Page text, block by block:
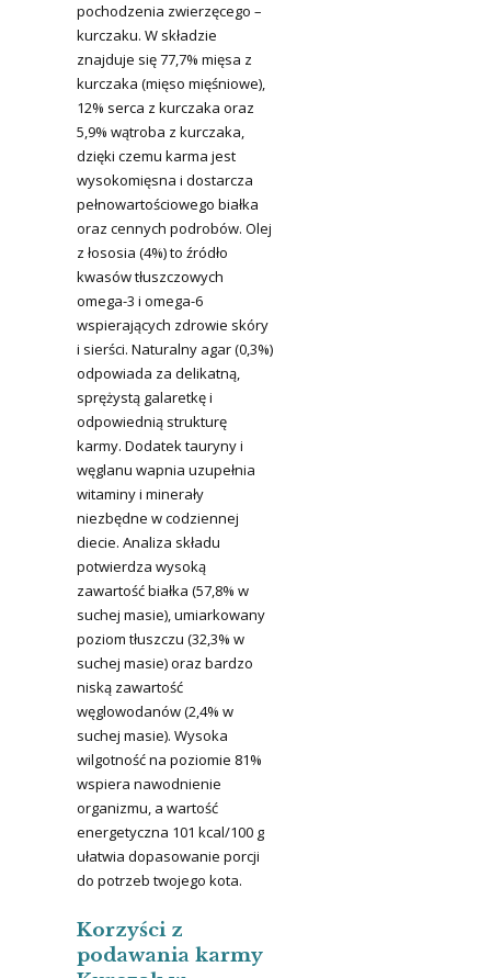
pochodzenia zwierzęcego –
kurczaku. W składzie
znajduje się 77,7% mięsa z
kurczaka (mięso mięśniowe),
12% serca z kurczaka oraz
5,9% wątroba z kurczaka,
dzięki czemu karma jest
wysokomięsna i dostarcza
pełnowartościowego białka
oraz cennych podrobów. Olej
z łososia (4%) to źródło
kwasów tłuszczowych
omega-3 i omega-6
wspierających zdrowie skóry
i sierści. Naturalny agar (0,3%)
odpowiada za delikatną,
sprężystą galaretkę i
odpowiednią strukturę
karmy. Dodatek tauryny i
węglanu wapnia uzupełnia
witaminy i minerały
niezbędne w codziennej
diecie. Analiza składu
potwierdza wysoką
zawartość białka (57,8% w
suchej masie), umiarkowany
poziom tłuszczu (32,3% w
suchej masie) oraz bardzo
niską zawartość
węglowodanów (2,4% w
suchej masie). Wysoka
wilgotność na poziomie 81%
wspiera nawodnienie
organizmu, a wartość
energetyczna 101 kcal/100 g
ułatwia dopasowanie porcji
do potrzeb twojego kota.
Korzyści z
podawania karmy